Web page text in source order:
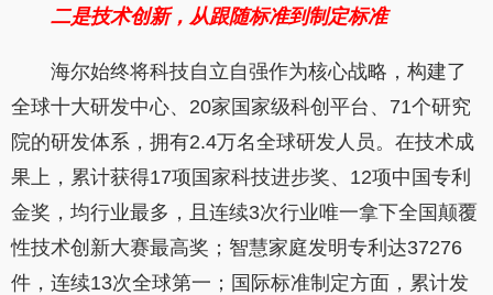
二是技术创新，从跟随标准到制定标准
海尔始终将科技自立自强作为核心战略，构建了
全球十大研发中心、20家国家级科创平台、71个研究
院的研发体系，拥有2.4万名全球研发人员。在技术成
果上，累计获得17项国家科技进步奖、12项中国专利
金奖，均行业最多，且连续3次行业唯一拿下全国颠覆
性技术创新大赛最高奖；智慧家庭发明专利达37276
件，连续13次全球第一；国际标准制定方面，累计发